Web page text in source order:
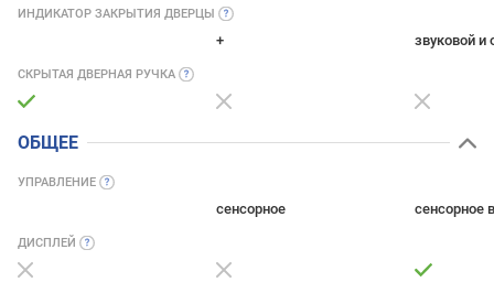
ИНДИКАТОР ЗАКРЫТИЯ ДВЕРЦЫ
+ звуковой и
СКРЫТАЯ ДВЕРНАЯ РУЧКА
ОБЩЕЕ
УПРАВЛЕНИЕ
сенсорное сенсорное
ДИСПЛЕЙ